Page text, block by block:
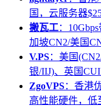
国，云服务器
搬瓦工：
加坡CN2/美国
V.PS：美国
银/IIJ)、英国
ZgoVPS：香港
高性能硬件，低